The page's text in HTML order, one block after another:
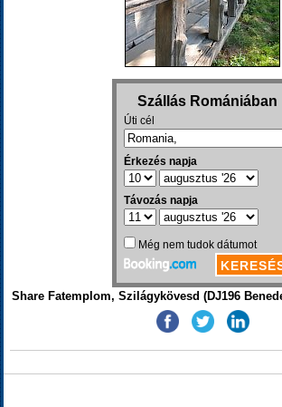
Share Fatemplom, Szilágykövesd (DJ196